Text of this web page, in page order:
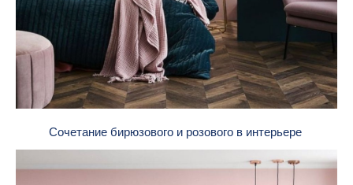
Сочетание бирюзового и розового в интерьере